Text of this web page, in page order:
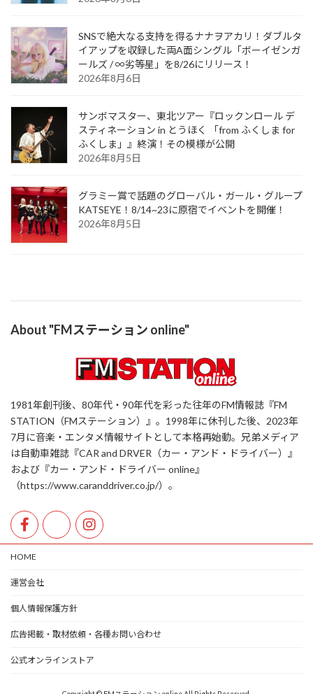
SNSで絶大なる支持を得るナナヲアカリ！ダブルタ
イアップを収録した両A面シングル「ボーイゼンガ
ールズ / ∞劣等星」を8/26にリリース！
2026年8月6日
サンボマスター、東北ツアー『ロックンロール デ
スティネーション in とうほく 「from ふくしま for
ふくしま」』終演！その模様が公開
2026年8月5日
グラミー賞で話題のグローバル・ガール・グループ
KATSEYE！8/14~23に原宿でイベントを開催！
2026年8月5日
About "FMステーション online"
1981年創刊後、80年代・90年代を彩った往年のFM情報誌『FM
STATION（FMステーション）』。1998年に休刊した後、2023年
7月に音楽・エンタメ情報サイトとして本格再始動。兄弟メディア
は自動車雑誌『CAR and DRVER（カー・アンド・ドライバー）』
および『カー・アンド・ドライバー online』
（https://www.caranddriver.co.jp/）。
HOME
運営会社
個人情報保護方針
広告掲載・取材依頼・各種お問い合わせ
公式オンラインストア